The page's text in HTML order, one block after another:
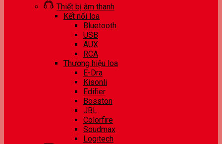
Thiết bị âm thanh
Kết nối loa
Bluetooth
USB
AUX
RCA
Thương hiệu loa
E-Dra
Kisonli
Edifier
Bosston
JBL
Colorfire
Soudmax
Logitech